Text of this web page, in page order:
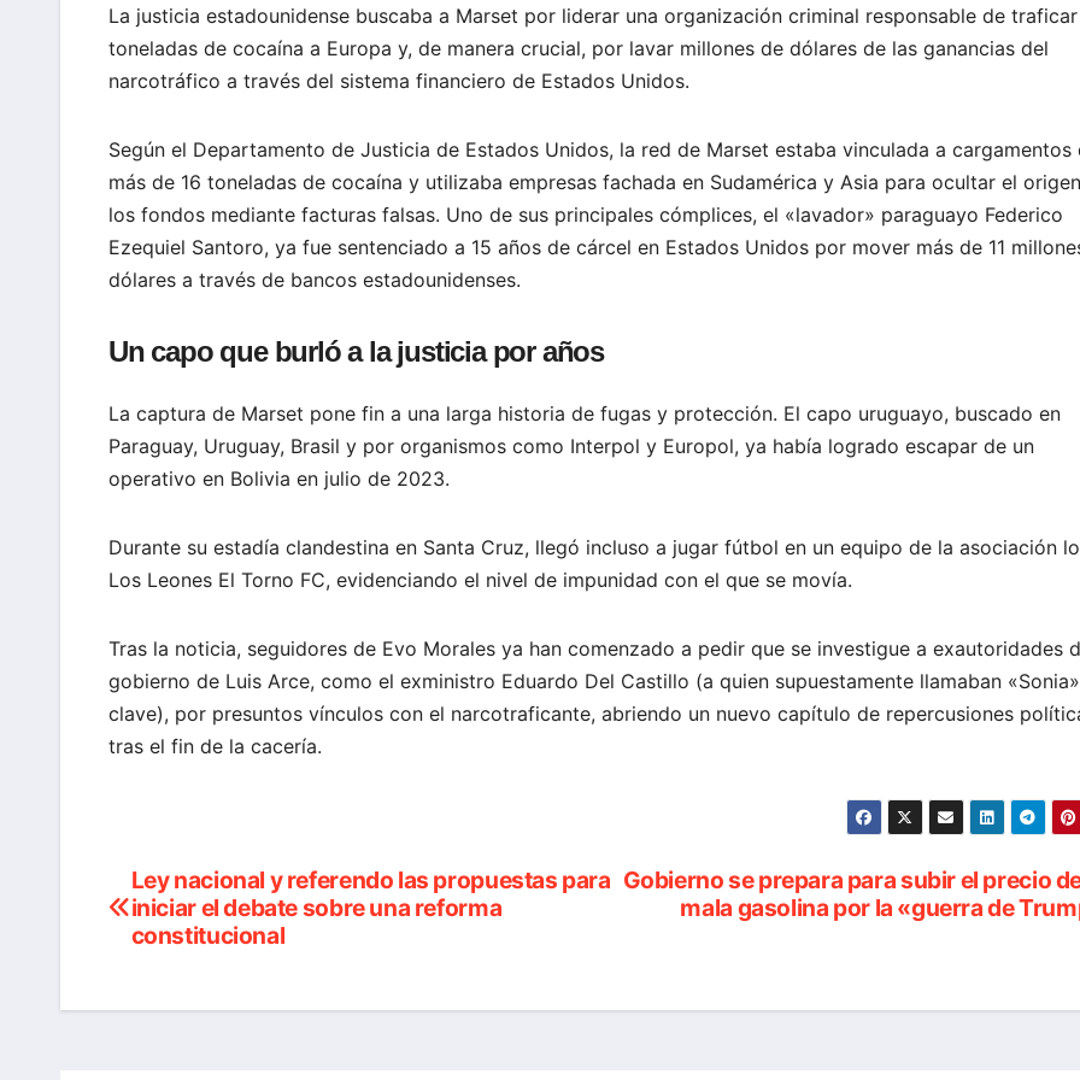
La justicia estadounidense buscaba a Marset por liderar una organización criminal responsable de traficar
toneladas de cocaína a Europa y, de manera crucial, por lavar millones de dólares de las ganancias del
narcotráfico a través del sistema financiero de Estados Unidos.
Según el Departamento de Justicia de Estados Unidos, la red de Marset estaba vinculada a cargamentos
más de 16 toneladas de cocaína y utilizaba empresas fachada en Sudamérica y Asia para ocultar el
los fondos mediante facturas falsas. Uno de sus principales cómplices, el «lavador» paraguayo Federico
Ezequiel Santoro, ya fue sentenciado a 15 años de cárcel en Estados Unidos por mover más de 11
dólares a través de bancos estadounidenses.
Un capo que burló a la justicia por años
La captura de Marset pone fin a una larga historia de fugas y protección. El capo uruguayo, buscado en
Paraguay, Uruguay, Brasil y por organismos como Interpol y Europol, ya había logrado escapar de un
operativo en Bolivia en julio de 2023.
Durante su estadía clandestina en Santa Cruz, llegó incluso a jugar fútbol en un equipo de la asociación
Los Leones El Torno FC, evidenciando el nivel de impunidad con el que se movía.
Tras la noticia, seguidores de Evo Morales ya han comenzado a pedir que se investigue a exautoridades
gobierno de Luis Arce, como el exministro Eduardo Del Castillo (a quien supuestamente llamaban
clave), por presuntos vínculos con el narcotraficante, abriendo un nuevo capítulo de repercusiones
tras el fin de la cacería.
Navegación
de
Gobierno se prepara para subir el precio
mala gasolina por la «guerra de
Ley nacional y referendo las propuestas para
iniciar el debate sobre una reforma
constitucional